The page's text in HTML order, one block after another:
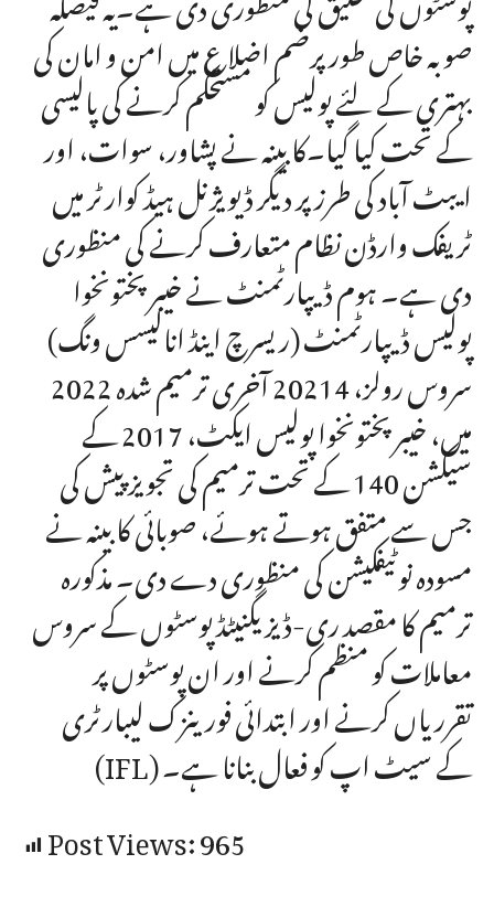
صوبہ خاص طور پرضم اضلاع میں امن و امان کی
بہتری کے لئے پولیس کو مستحکم کرنے کی پالیسی
کے تحت کیا گیا۔کابینہ نے پشاور، سوات، اور
ایبٹ آباد کی طرز پر دیگر ڈیویژنل ہیڈ کوارٹر میں
ٹریفک وارڈن نظام متعارف کرنے کی منظوری
دی ہے۔ ہوم ڈیپارٹمنٹ نے خیبر پختونخوا
پولیس ڈیپارٹمنٹ (ریسرچ اینڈ انالیسس ونگ)
سروس رولز، 20214 آخری ترمیم شدہ 2022
میں، خیبر پختونخوا پولیس ایکٹ، 2017 کے
سیکشن 140 کے تحت ترمیم کی تجویز پیش کی
جس سے متفق ہوتے ہوئے، صوبائی کابینہ نے
مسودہ نوٹیفکیشن کی منظوری دے دی۔ مذکورہ
ترمیم کا مقصد ری-ڈیزیگنیٹڈ پوسٹوں کے سروس
معاملات کو منظم کرنے اور ان پوسٹوں پر
تقرریاں کرنے اور ابتدائی فورینزک لیبارٹری
(IFL) کے سیٹ اپ کو فعال بنانا ہے۔
Post Views:965